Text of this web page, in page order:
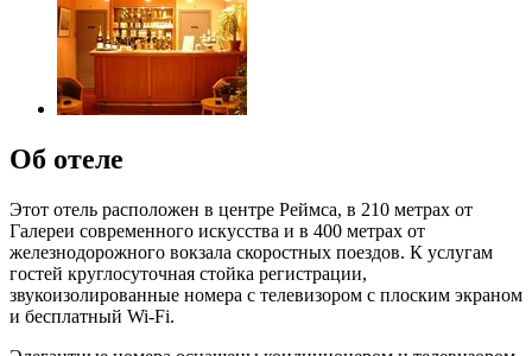
Об отеле
Этот отель расположен в центре Реймса, в 210 метрах от
Галереи современного искусства и в 400 метрах от
железнодорожного вокзала скоростных поездов. К услугам
гостей круглосуточная стойка регистрации,
звукоизолированные номера с телевизором с плоским экраном
и бесплатный Wi-Fi.